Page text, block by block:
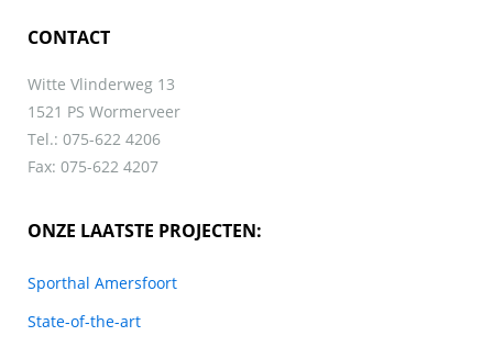
CONTACT
Witte Vlinderweg 13
1521 PS Wormerveer
Tel.: 075-622 4206
Fax: 075-622 4207
ONZE LAATSTE PROJECTEN:
Sporthal Amersfoort
State-of-the-art